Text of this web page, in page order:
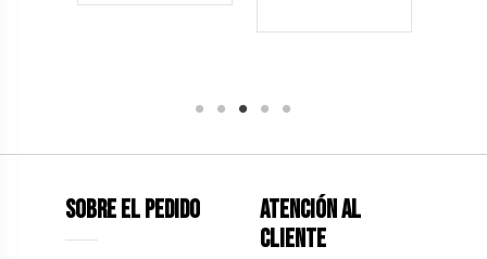
Sobre el pedido
Atención al
Cliente